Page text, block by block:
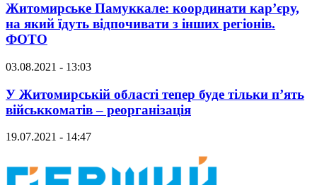
Житомирське Памуккале: координати кар’єру,
на який їдуть відпочивати з інших регіонів.
ФОТО
03.08.2021 - 13:03
У Житомирській області тепер буде тільки п’ять
військкоматів – реорганізація
19.07.2021 - 14:47